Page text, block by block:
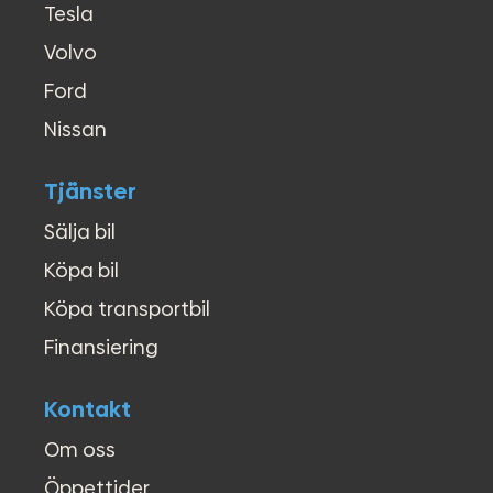
●Kollisionsvarning
●Klädsel (halvskinn)
● Lättmetallfälgar
● Motorvärmare
●Multifunktionsratt
●P.Värmare fjärrstyrd
●P.Värmare tidur
●Parkeringsvärmare
●Regnsensor
●Servostyrning
●Skyltigenkänning
●Stereo
●Sätesvärme - Förarstol
●Touch/Pekskärm
Tesla
Volvo
Ford
Nissan
Tjänster
Sälja bil
Köpa bil
Köpa transportbil
Finansiering
Kontakt
Om oss